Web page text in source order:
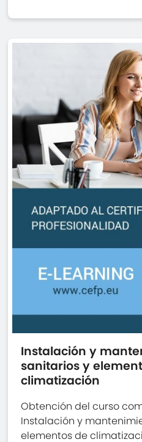
Instalación y
sanitarios y
climatización
Obtención del curso
Instalación y
elementos de